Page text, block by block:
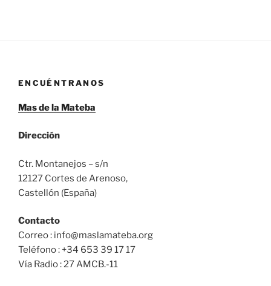
ENCUÉNTRANOS
Mas de la Mateba
Dirección
Ctr. Montanejos – s/n
12127 Cortes de Arenoso,
Castellón (España)
Contacto
Correo : info@maslamateba.org
Teléfono : +34 653 39 17 17
Vía Radio : 27 AMCB.-11